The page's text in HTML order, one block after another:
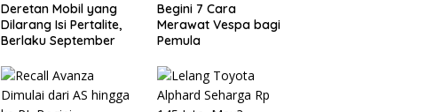
Deretan Mobil yang
Dilarang Isi Pertalite,
Berlaku September
Begini 7 Cara
Merawat Vespa bagi
Pemula